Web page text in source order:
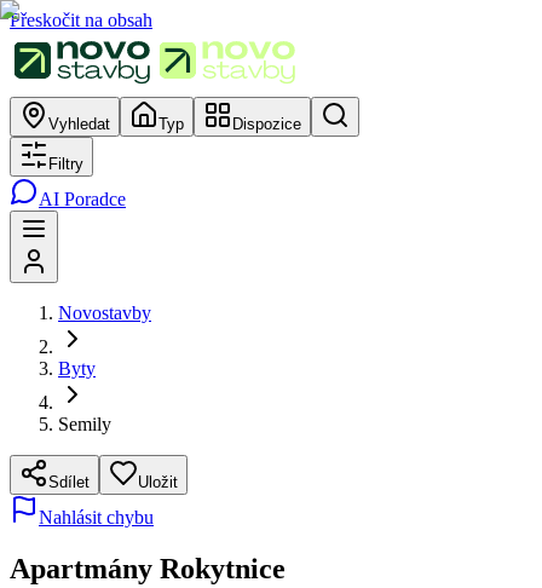
Přeskočit na obsah
Vyhledat Typ Dispozice
Filtry
AI Poradce
Novostavby
Byty
Semily
Sdílet Uložit
Nahlásit chybu
Apartmány Rokytnice